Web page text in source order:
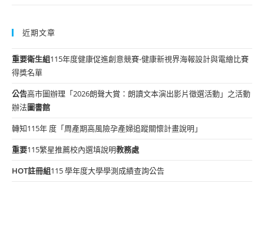
近期文章
重要衛生組115年度健康促進創意競賽-健康新視界海報設計與電繪比賽
得獎名單
公告高市圖辦理「2026朗聲大賞：朗讀文本演出影片徵選活動」之活動
辦法圖書館
轉知115年 度「周產期高風險孕產婦追蹤關懷計畫說明」
重要115繁星推薦校內選填說明教務處
HOT註冊組115 學年度大學學測成績查詢公告